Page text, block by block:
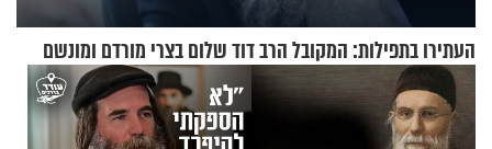
העתירו בתפילות: המקובל הרב דוד שלום בצרי מורדם ומונשם